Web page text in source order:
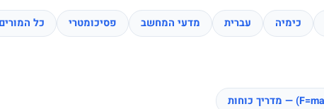
כימיה עברית מדעי המחשב פסיכומטרי כל